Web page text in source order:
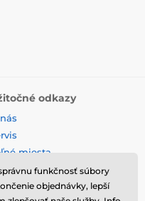
odkazy
miesta
funkčnosť súbory
objednávky, lepší